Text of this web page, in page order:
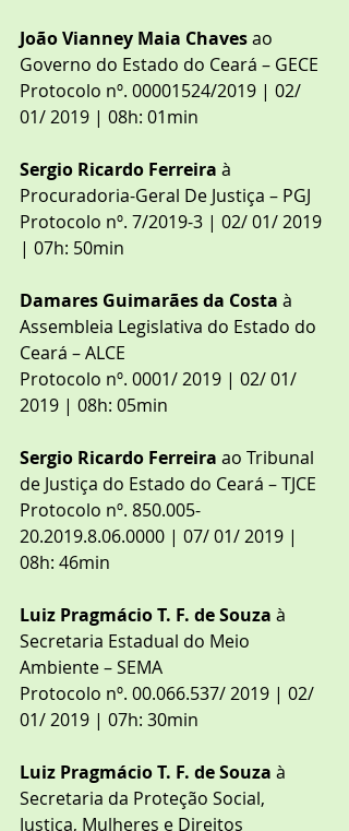
João Vianney Maia Chaves ao
Governo do Estado do Ceará – GECE
Protocolo nº. 00001524/2019 | 02/
01/ 2019 | 08h: 01min
Sergio Ricardo Ferreira à
Procuradoria-Geral De Justiça – PGJ
Protocolo nº. 7/2019-3 | 02/ 01/ 2019
| 07h: 50min
Damares Guimarães da Costa à
Assembleia Legislativa do Estado do
Ceará – ALCE
Protocolo nº. 0001/ 2019 | 02/ 01/
2019 | 08h: 05min
Sergio Ricardo Ferreira ao Tribunal
de Justiça do Estado do Ceará – TJCE
Protocolo nº. 850.005-
20.2019.8.06.0000 | 07/ 01/ 2019 |
08h: 46min
Luiz Pragmácio T. F. de Souza à
Secretaria Estadual do Meio
Ambiente – SEMA
Protocolo nº. 00.066.537/ 2019 | 02/
01/ 2019 | 07h: 30min
Luiz Pragmácio T. F. de Souza à
Secretaria da Proteção Social,
Justiça, Mulheres e Direitos